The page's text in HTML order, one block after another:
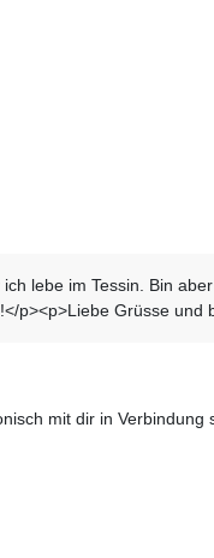
lebe im Tessin. Bin
p><p>Liebe Grüsse und
mit dir in